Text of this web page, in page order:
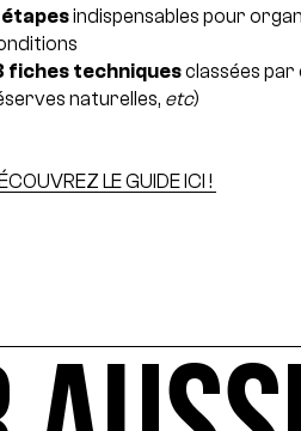
indispensables pour
fiches techniquesclassées
naturelles, etc)
LE GUIDE ICI !